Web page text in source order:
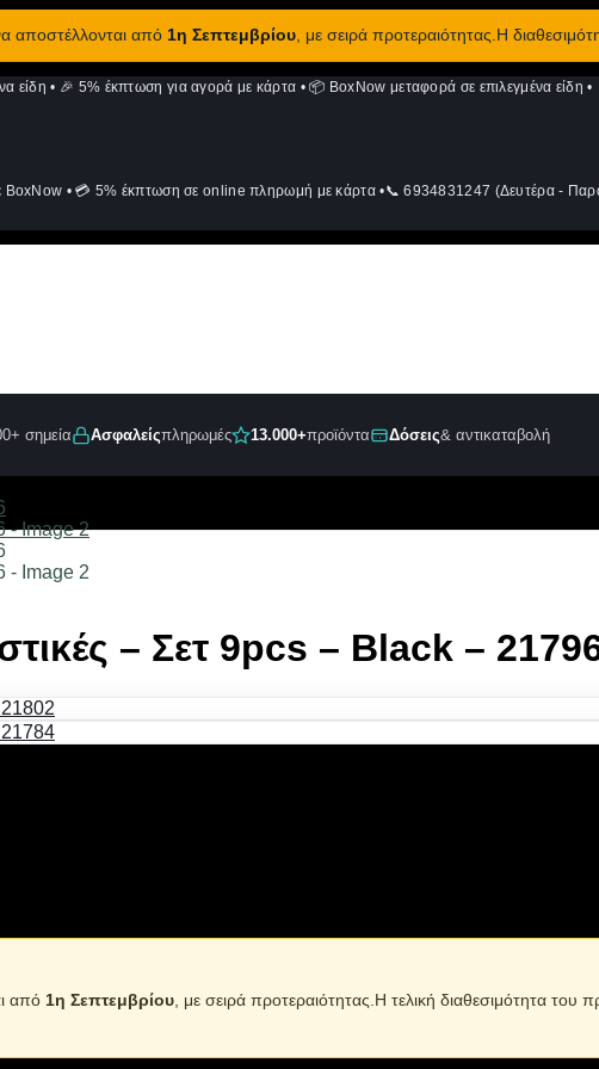
αποστέλλονται από 1η Σεπτεμβρίου, με σειρά προτεραιότητας.Η
είδη • 🎉 5% έκπτωση για αγορά με κάρτα • 📦 BoxNow μεταφορά σε επιλεγμένα είδη •
BoxNow • 💳 5% έκπτωση σε online πληρωμή με κάρτα •📞 6934831247 (Δευτέρα -
σημεία Ασφαλείςπληρωμές 13.000+προϊόντα Δόσεις& αντικαταβολή
– Σετ 9pcs – Black –
υλικό, με ανεξίτηλους χρωματισμούς, σε μοντέρνο και
από 1η Σεπτεμβρίου , με σειρά προτεραιότητας.Η τελική διαθεσιμότητα του